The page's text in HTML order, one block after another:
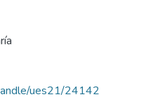
ues21/24142